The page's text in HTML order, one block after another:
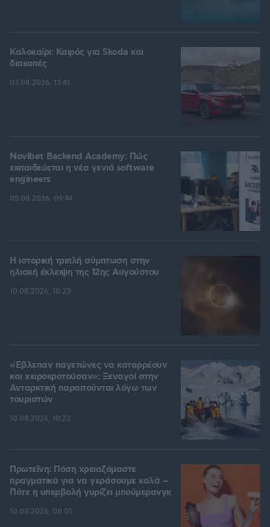
Καλοκαίρι: Καιρός για Skoda και
διακοπές
03.08.2026, 13:41
Novibet Backend Academy: Πώς
εκπαιδεύεται η νέα γενιά software
engineers
05.08.2026, 09:44
Η ιστορική τριπλή σύμπτωση στην
ηλιακή έκλειψη της 12ης Αυγούστου
10.08.2026, 10:23
«Έβλεπαν παγετώνες να καταρρέουν
και χειροκροτούσαν»: Ξεναγοί στην
Ανταρκτική παραιτούνται λόγω των
τουριστών
10.08.2026, 10:23
Πρωτεΐνη: Πόση χρειαζόμαστε
πραγματικά για να γεράσουμε καλά –
Πότε η υπερβολή γυρίζει μπούμερανγκ
10.08.2026, 08:01